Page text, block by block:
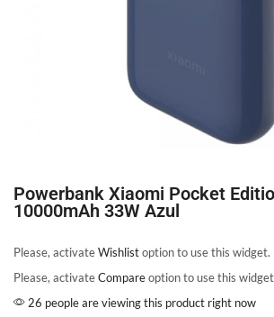
Powerbank Xiaomi Pocket
10000mAh 33W Azul
Please, activateWishlistoption to use this widget.
Please, activateCompareoption to use this
26 people are viewing this product right now